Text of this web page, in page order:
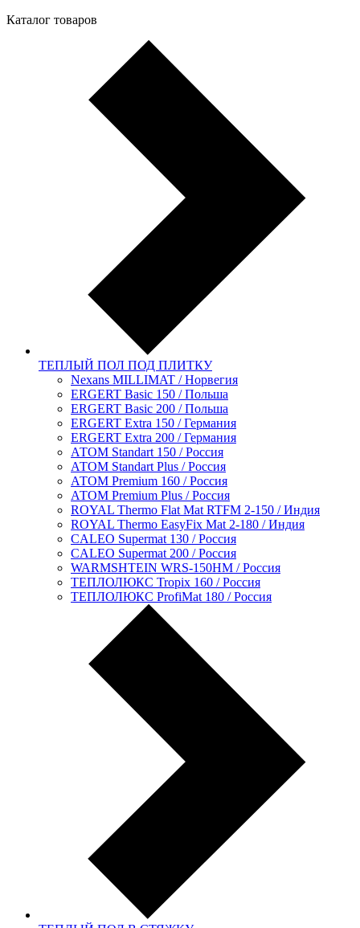
Каталог товаров
ТЕПЛЫЙ ПОЛ ПОД ПЛИТКУ
Nexans MILLIMAT / Норвегия
ERGERT Basic 150 / Польша
ERGERT Basic 200 / Польша
ERGERT Extra 150 / Германия
ERGERT Extra 200 / Германия
АТОМ Standart 150 / Россия
АТОМ Standart Plus / Россия
АТОМ Premium 160 / Россия
АТОМ Premium Plus / Россия
ROYAL Thermo Flat Mat RTFM 2-150 / Индия
ROYAL Thermo EasyFix Mat 2-180 / Индия
CALEO Supermat 130 / Россия
CALEO Supermat 200 / Россия
WARMSHTEIN WRS-150HM / Россия
ТЕПЛОЛЮКС Tropix 160 / Россия
ТЕПЛОЛЮКС ProfiMat 180 / Россия